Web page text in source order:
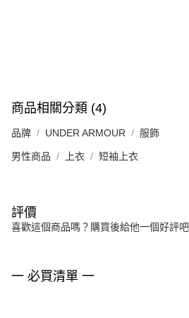
商品相關分類 (4)
品牌 UNDER ARMOUR 服飾
男性商品 上衣 短袖上衣
評價
喜歡這個商品嗎？購買後給他一個好評吧
一 必買清單 一